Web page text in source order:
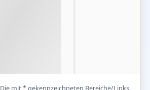
Die mit * gekennzeichneten Bereiche/Links